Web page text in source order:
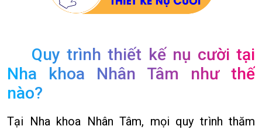
Quy trình thiết kế nụ cười tại
Nha khoa Nhân Tâm như thế
nào?
Tại Nha khoa Nhân Tâm, mọi quy trình thăm